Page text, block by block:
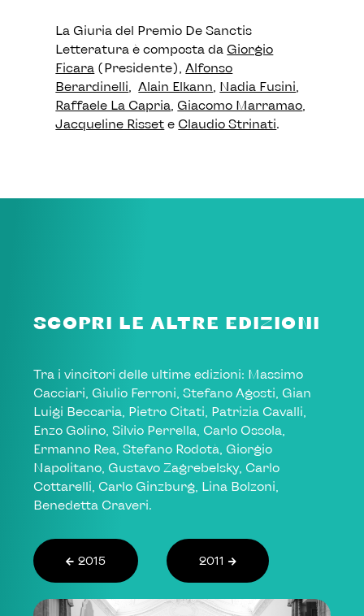
La Giuria del Premio De Sanctis
Letteratura è composta da Giorgio
Ficara (Presidente),Alfonso
Berardinelli ,Alain Elkann Nadia Fusini
Raffaele La Capria Giacomo Marramao
Jacqueline Risset e Claudio Strinati.
SCOPRI LE ALTRE EDIZIONI
Tra i vincitori delle ultime edizioni: Massimo
Cacciari, Giulio Ferroni, Stefano Agosti, Gian
Luigi Beccaria, Pietro Citati, Patrizia Cavalli,
Enzo Golino, Silvio Perrella, Carlo Ossola,
Ermanno Rea, Stefano Rodotà, Giorgio
Napolitano, Gustavo Zagrebelsky, Carlo
Cottarelli, Carlo Ginzburg, Lina Bolzoni,
Benedetta Craveri.
2015 2011